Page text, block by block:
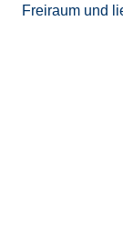
Freiraum und